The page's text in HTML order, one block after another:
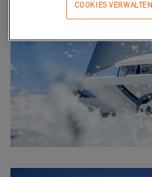
COOKIES VERWALTEN